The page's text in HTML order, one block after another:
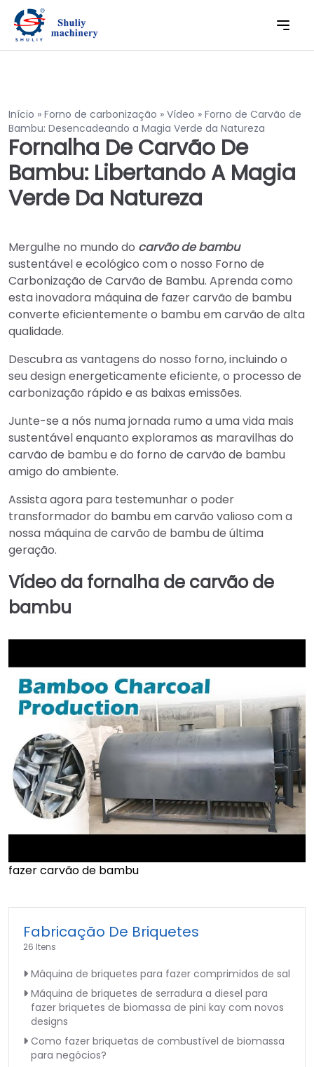
Início » Forno de carbonização » Vídeo » Forno de Carvão de
Bambu: Desencadeando a Magia Verde da Natureza
Fornalha De Carvão De
Bambu: Libertando A Magia
Verde Da Natureza
Mergulhe no mundo do carvão de bambu
sustentável e ecológico com o nosso Forno de
Carbonização de Carvão de Bambu. Aprenda como
esta inovadora máquina de fazer carvão de bambu
converte eficientemente o bambu em carvão de alta
qualidade.
Descubra as vantagens do nosso forno, incluindo o
seu design energeticamente eficiente, o processo de
carbonização rápido e as baixas emissões.
Junte-se a nós numa jornada rumo a uma vida mais
sustentável enquanto exploramos as maravilhas do
carvão de bambu e do forno de carvão de bambu
amigo do ambiente.
Assista agora para testemunhar o poder
transformador do bambu em carvão valioso com a
nossa máquina de carvão de bambu de última
geração.
Vídeo da fornalha de carvão de
bambu
fazer carvão de bambu
Fabricação De Briquetes
26 Itens
Máquina de briquetes para fazer comprimidos de sal
Máquina de briquetes de serradura a diesel para
fazer briquetes de biomassa de pini kay com novos
designs
Como fazer briquetas de combustível de biomassa
para negócios?